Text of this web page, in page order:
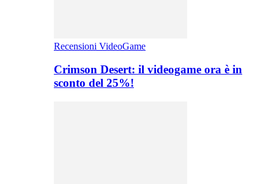
Recensioni VideoGame
Crimson Desert: il videogame ora è in
sconto del 25%!